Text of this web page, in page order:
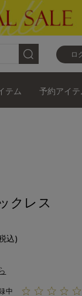
ロ
テム 予約アイテ
クレス
込)
中